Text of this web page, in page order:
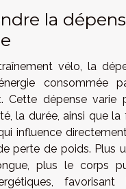
la
vélo, la
consommée
Cette dépense varie
la durée, ainsi que
influence
perte de poids. Plus
plus le corps
favorisant